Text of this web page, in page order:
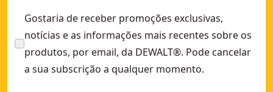
Gostaria de receber promoções exclusivas,
notícias e as informações mais recentes sobre os
produtos, por email, da DEWALT®. Pode cancelar
a sua subscrição a qualquer momento.